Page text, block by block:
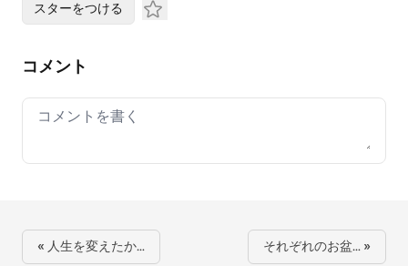
スターをつける
コメント
Your comment
« 人生を変えたか… それぞれのお盆… »